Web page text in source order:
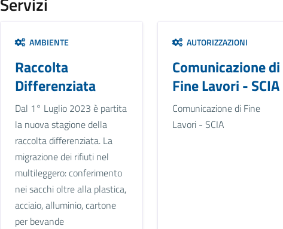
AMBIENTE
Raccolta
Differenziata
Dal 1° Luglio 2023 è partita
la nuova stagione della
raccolta differenziata. La
migrazione dei rifiuti nel
multileggero: conferimento
nei sacchi oltre alla plastica,
acciaio, alluminio, cartone
per bevande
AUTORIZZAZIONI
Comunicazione di
Fine Lavori - SCIA
Comunicazione di Fine
Lavori - SCIA